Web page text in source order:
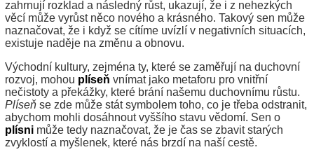
zahrnují rozklad a následný růst, ukazují, že i z nehezkých
věcí může vyrůst něco nového a krásného. Takový sen může
naznačovat, že i když se cítíme uvízlí v negativních situacích,
existuje naděje na změnu a obnovu.
Východní kultury, zejména ty, které se zaměřují na duchovní
rozvoj, mohou plíseň vnímat jako metaforu pro vnitřní
nečistoty a překážky, které brání našemu duchovnímu růstu.
Plíseň se zde může stát symbolem toho, co je třeba odstranit,
abychom mohli dosáhnout vyššího stavu vědomí. Sen o
plísni může tedy naznačovat, že je čas se zbavit starých
zvyklostí a myšlenek, které nás brzdí na naší cestě.